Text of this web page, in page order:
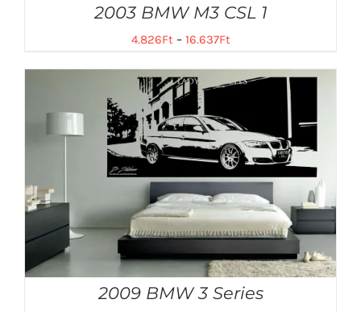
2003 BMW M3 CSL 1
4.826Ft – 16.637Ft
2009 BMW 3 Series